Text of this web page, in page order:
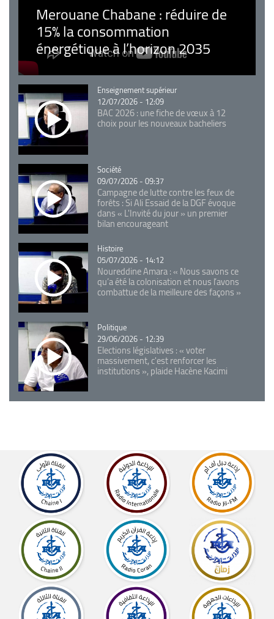
Merouane Chabane : réduire de
15% la consommation
énergétique à l’horizon 2035
Catégorie
Enseignement supérieur
12/07/2026 - 12:09
BAC 2026 : une fiche de vœux à 12
choix pour les nouveaux bacheliers
Catégorie
Société
09/07/2026 - 09:37
Campagne de lutte contre les feux de
forêts : Si Ali Essaid de la DGF évoque
dans « L'Invité du jour » un premier
bilan encourageant
Catégorie
Histoire
05/07/2026 - 14:12
Noureddine Amara : « Nous savons ce
qu’a été la colonisation et nous l’avons
combattue de la meilleure des façons »
Catégorie
Politique
29/06/2026 - 12:39
Elections législatives : « voter
massivement, c'est renforcer les
institutions », plaide Hacène Kacimi